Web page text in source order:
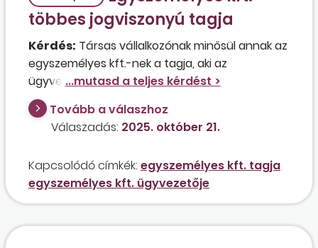
többes jogviszonyú tagja
Kérdés: Társas vállalkozónak minősül annak az
egyszemélyes kft.-nek a tagja, aki az
ügyvezetést választott tisztségviselő
jogviszonyban, azaz okirat szerint megbízási
jogviszonyban, nulla forint tiszteletdíjért látja el,
és személyes közreműködésre tekintettel van
érintettnek a kft.-n kívül van egy kisadózó
egyéni vállalkozása is.
Tovább a válaszhoz
Válaszadás: 2025. október 21.
Kapcsolódó címkék: egyszemélyes kft. tagja
egyszemélyes kft. ügyvezetője